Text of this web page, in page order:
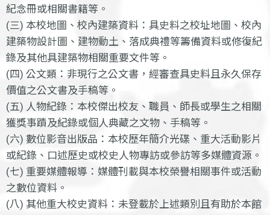
紀念冊或相關書籍等。
(三) 本校地圖、校內建築資料：具史料之校址地圖、校內
建築物設計圖、建物動土、落成典禮等籌備資料或修復紀
錄及其他具建築物相關重要文件等。
(四) 公文類：非現行之公文書，經審查具史料且永久保存
價值之公文書及手稿等。
(五) 人物紀錄：本校傑出校友、職員、師長或學生之相關
獲獎事蹟及紀錄或個人典藏之文物、手稿等。
(六) 數位影音出版品：本校歷年簡介光碟、重大活動影片
或紀錄、口述歷史或校史人物專訪或參訪等多媒體資源。
(七) 重要媒體報導：媒體刊載與本校榮譽相關事件或活動
之數位資料。
(八) 其他重大校史資料：未登載於上述類別且有助於本館